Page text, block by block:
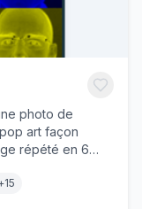
photo de
art façon
répété en 6
en noir et
15